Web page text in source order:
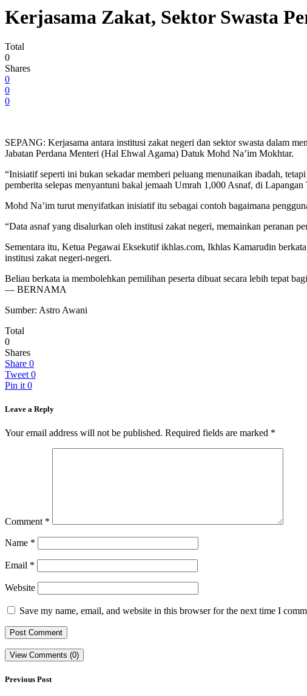
Kerjasama Zakat, Sektor Swasta
Total
0
Shares
0
0
0
SEPANG: Kerjasama antara institusi zakat negeri dan sektor swasta dalam
Jabatan Perdana Menteri (Hal Ehwal Agama) Datuk Mohd Na’im Mokhtar.
“Inisiatif seperti ini bukan sekadar memberi peluang menunaikan ibadah,
pemberita selepas menyantuni bakal jemaah Umrah 1,000 Asnaf, di
Mohd Na’im turut menyifatkan inisiatif itu sebagai contoh bagaimana
“Data asnaf yang disalurkan oleh institusi zakat negeri, memainkan peranan
Sementara itu, Ketua Pegawai Eksekutif ikhlas.com, Ikhlas Kamarudin
institusi zakat negeri-negeri.
Beliau berkata ia membolehkan pemilihan peserta dibuat secara lebih tepat
— BERNAMA
Sumber: Astro Awani
Total
0
Shares
Share 0
Tweet 0
Pin it 0
Leave a Reply
Your email address will not be published. Required fields are marked *
Comment *
Name *
Email *
Website
Save my name, email, and website in this browser for the next time I
View Comments (0)
Previous Post